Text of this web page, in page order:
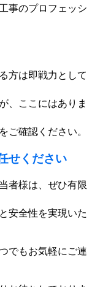
事のプロフェッシ
方は即戦力として
、ここにはありま
をご確認ください。
せください
者様は、ぜひ有限
安全性を実現いた
でもお気軽にご連